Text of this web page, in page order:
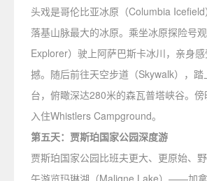
头戏是哥伦比亚冰原（Columbia
落基山脉最大的冰原。乘坐冰原探险号
Explorer）驶上阿萨巴斯卡冰川，亲身
撼。随后前往天空步道（Skywalk），
台，俯瞰深达280米的森瓦普塔峡谷。傍
入住Whistlers Campground。
第五天：贾斯珀国家公园深度游
贾斯珀国家公园比班夫更大、更原始、
午游览玛琳湖（Maligne Lake）——加